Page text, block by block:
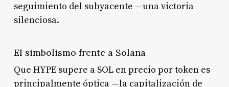
seguimiento del subyacente —una victoria
silenciosa.
El simbolismo frente a Solana
Que HYPE supere a SOL en precio por token es
principalmente óptica —la capitalización de